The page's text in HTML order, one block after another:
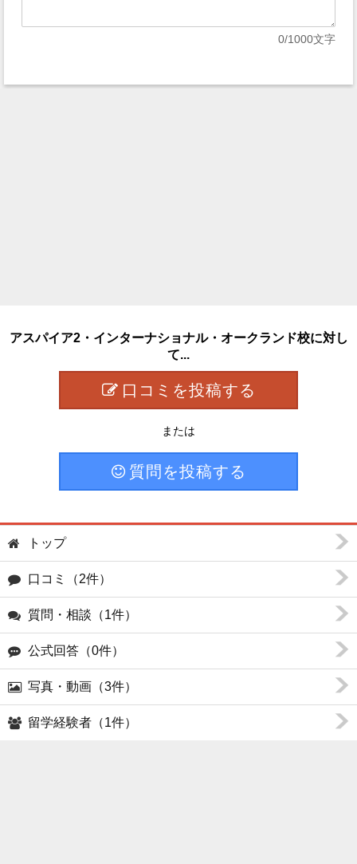
0/1000文字
アスパイア2・インターナショナル・オークランド校に対し
て...
口コミを投稿する
または
質問を投稿する
トップ
口コミ（2件）
質問・相談（1件）
公式回答（0件）
写真・動画（3件）
留学経験者（1件）